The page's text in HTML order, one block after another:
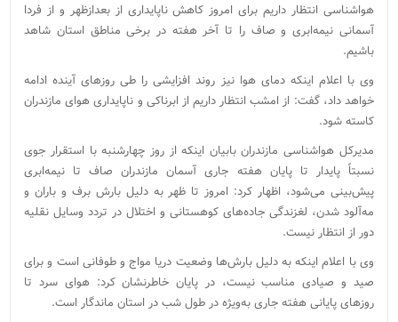
هواشناسی انتظار داریم برای امروز کاهش ناپایداری از بعدازظهر و از فردا
آسمانی نیمه‌ابری و صاف را تا آخر هفته در برخی مناطق استان شاهد
باشیم.
وی با اعلام اینکه دمای هوا نیز روند افزایشی را طی روزهای آینده ادامه
خواهد داد، گفت: از امشب انتظار داریم از ابرناکی و ناپایداری هوای مازندران
کاسته شود.
مدیرکل هواشناسی مازندران بابیان اینکه از روز چهارشنبه با استقرار جوی
نسبتاً پایدار تا پایان هفته جاری آسمان مازندران صاف تا نیمه‌ابری
پیش‌بینی می‌شود، اظهار کرد: امروز تا ظهر به دلیل بارش برف و باران و
مه‌آلود شدن، لغزندگی جاده‌های کوهستانی و اختلال در تردد وسایل نقلیه
دور از انتظار نیست.
وی با اعلام اینکه به دلیل بارش‌ها وضعیت دریا مواج و طوفانی است و برای
صید و صیادی مناسب نیست، در پایان خاطرنشان کرد: هوای سرد تا
روزهای پایانی هفته جاری به‌ویژه در طول شب در استان ماندگار است.